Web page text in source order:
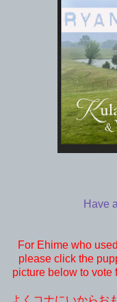
Have
For Ehime who
please click the
picture below to vote